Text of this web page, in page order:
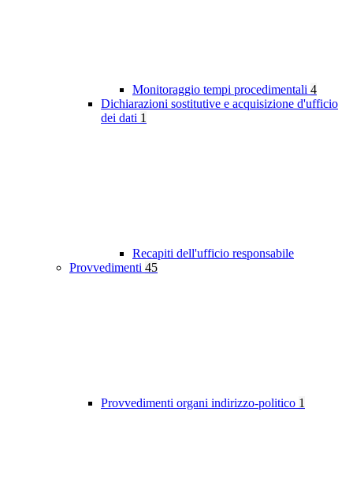
Monitoraggio tempi procedimentali 4
Dichiarazioni sostitutive e acquisizione d'ufficio
dei dati 1
Recapiti dell'ufficio responsabile
Provvedimenti 45
Provvedimenti organi indirizzo-politico 1